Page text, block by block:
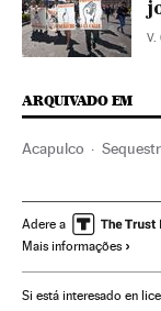
V.
ARQUIVADO EM
Acapulco
América do Norte
Adere a
Mais informações
Si está interesado en